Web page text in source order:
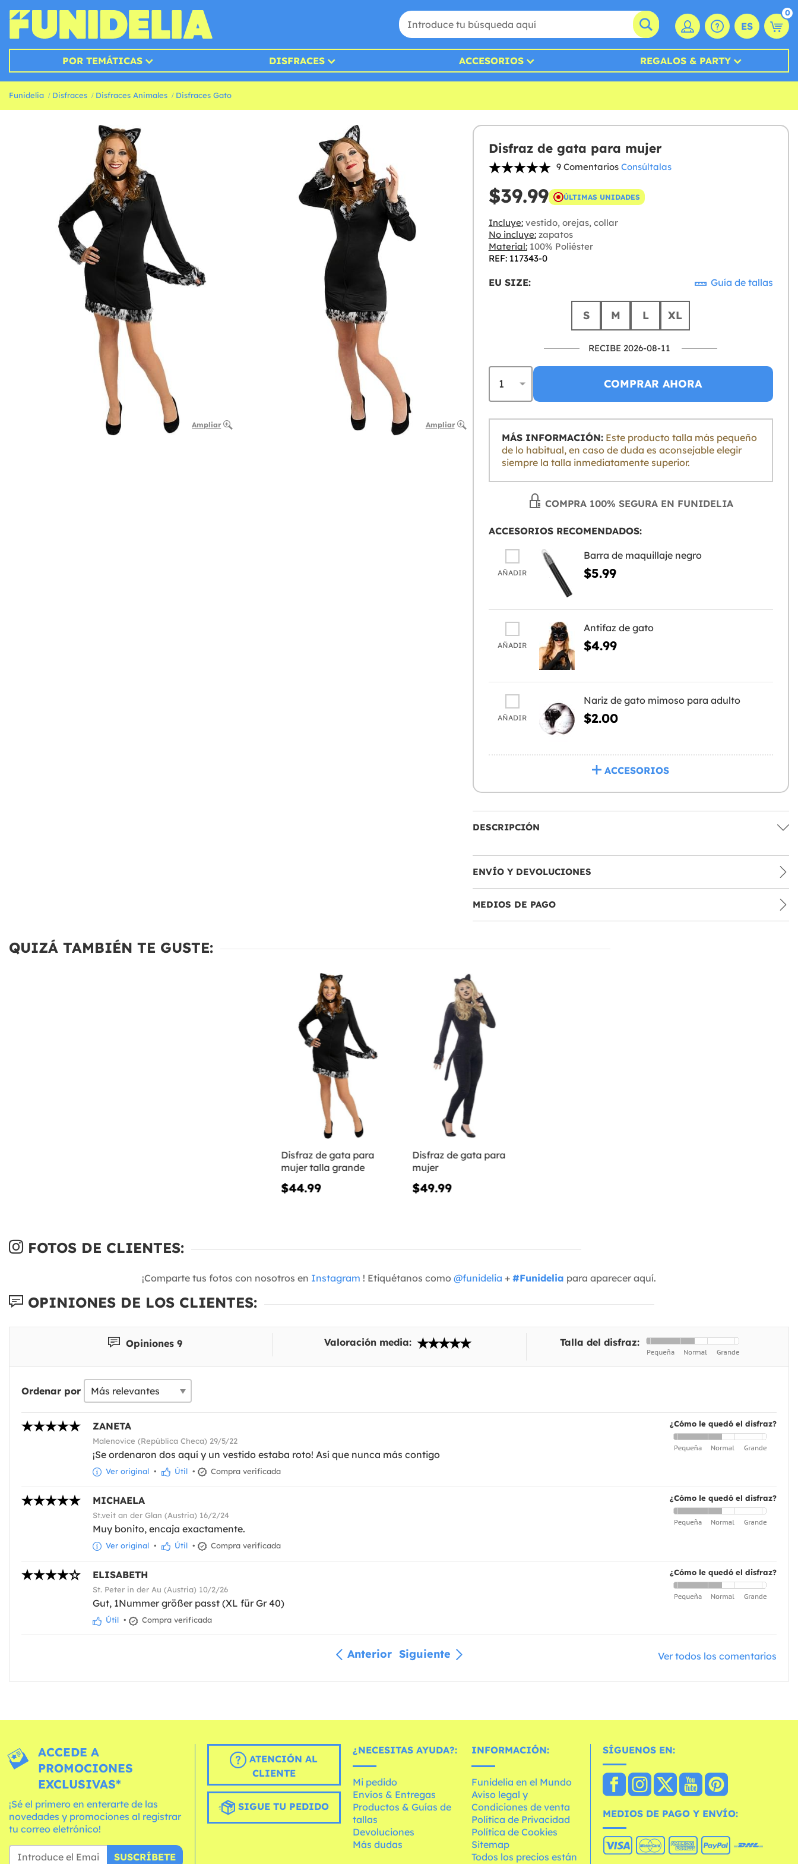
ES
0
POR TEMÁTICAS DISFRACES ACCESORIOS REGALOS & PARTY
Funidelia Disfraces Disfraces Animales Disfraces Gato
Ampliar Ampliar
Disfraz de gata para mujer
9 Comentarios Consúltalas
$39.99 ÚLTIMAS UNIDADES
Incluye:vestido, orejas, collar
No incluye:zapatos
Material:100% Poliéster
REF: 117343-0
EU SIZE: Guía de tallas
S M L XL
RECIBE 2026-08-11
COMPRAR AHORA
MÁS INFORMACIÓN:Este producto talla más pequeño
de lo habitual, en caso de duda es aconsejable elegir
siempre la talla inmediatamente superior.
COMPRA 100% SEGURA EN FUNIDELIA
ACCESORIOS RECOMENDADOS:
AÑADIR
Barra de maquillaje negro
$5.99
AÑADIR
Antifaz de gato
$4.99
AÑADIR
Nariz de gato mimoso para adulto
$2.00
ACCESORIOS
DESCRIPCIÓN
ENVÍO Y DEVOLUCIONES
MEDIOS DE PAGO
QUIZÁ TAMBIÉN TE GUSTE:
Disfraz de gata para
mujer talla grande
$44.99
Disfraz de gata para
mujer
$49.99
FOTOS DE CLIENTES:
¡Comparte tus fotos con nosotros en Instagram ! Etiquétanos como @funidelia + #Funidelia para aparecer aquí.
OPINIONES DE LOS CLIENTES:
Opiniones 9 Valoración media: Talla del disfraz:
Ordenar por
¿Cómo le quedó el disfraz?
ZANETA
Malenovice (República Checa) 29/5/22
¡Se ordenaron dos aquí y un vestido estaba roto! Así que nunca más contigo
Ver original • Útil • Compra verificada
¿Cómo le quedó el disfraz?
MICHAELA
St.veit an der Glan (Austria) 16/2/24
Muy bonito, encaja exactamente.
Ver original • Útil • Compra verificada
¿Cómo le quedó el disfraz?
ELISABETH
St. Peter in der Au (Austria) 10/2/26
Gut, 1Nummer größer passt (XL für Gr 40)
Útil • Compra verificada
Anterior Siguiente Ver todos los comentarios
ACCEDE A
PROMOCIONES
EXCLUSIVAS*
¡Sé el primero en enterarte de las
novedades y promociones al registrar
tu correo eletrónico!
SUSCRÍBETE
ATENCIÓN AL
CLIENTE
SIGUE TU PEDIDO
¿NECESITAS AYUDA?:
Mi pedido
Envíos & Entregas
Productos & Guías de
tallas
Devoluciones
Más dudas
INFORMACIÓN:
Funidelia en el Mundo
Aviso legal y
Condiciones de venta
Política de Privacidad
Política de Cookies
Sitemap
Todos los precios están
SÍGUENOS EN:
MEDIOS DE PAGO Y ENVÍO: